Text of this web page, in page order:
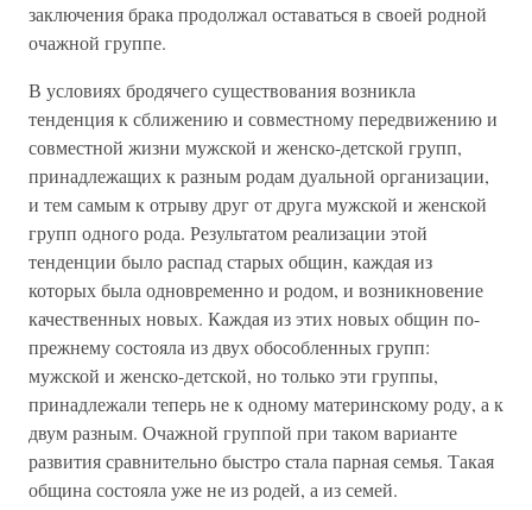
заключения брака продолжал оставаться в своей родной
очажной группе.
В условиях бродячего существования возникла
тенденция к сближению и совместному передвижению и
совместной жизни мужской и женско-детской групп,
принадлежащих к разным родам дуальной организации,
и тем самым к отрыву друг от друга мужской и женской
групп одного рода. Результатом реализации этой
тенденции было распад старых общин, каждая из
которых была одновременно и родом, и возникновение
качественных новых. Каждая из этих новых общин по-
прежнему состояла из двух обособленных групп:
мужской и женско-детской, но только эти группы,
принадлежали теперь не к одному материнскому роду, а к
двум разным. Очажной группой при таком варианте
развития сравнительно быстро стала парная семья. Такая
община состояла уже не из родей, а из семей.